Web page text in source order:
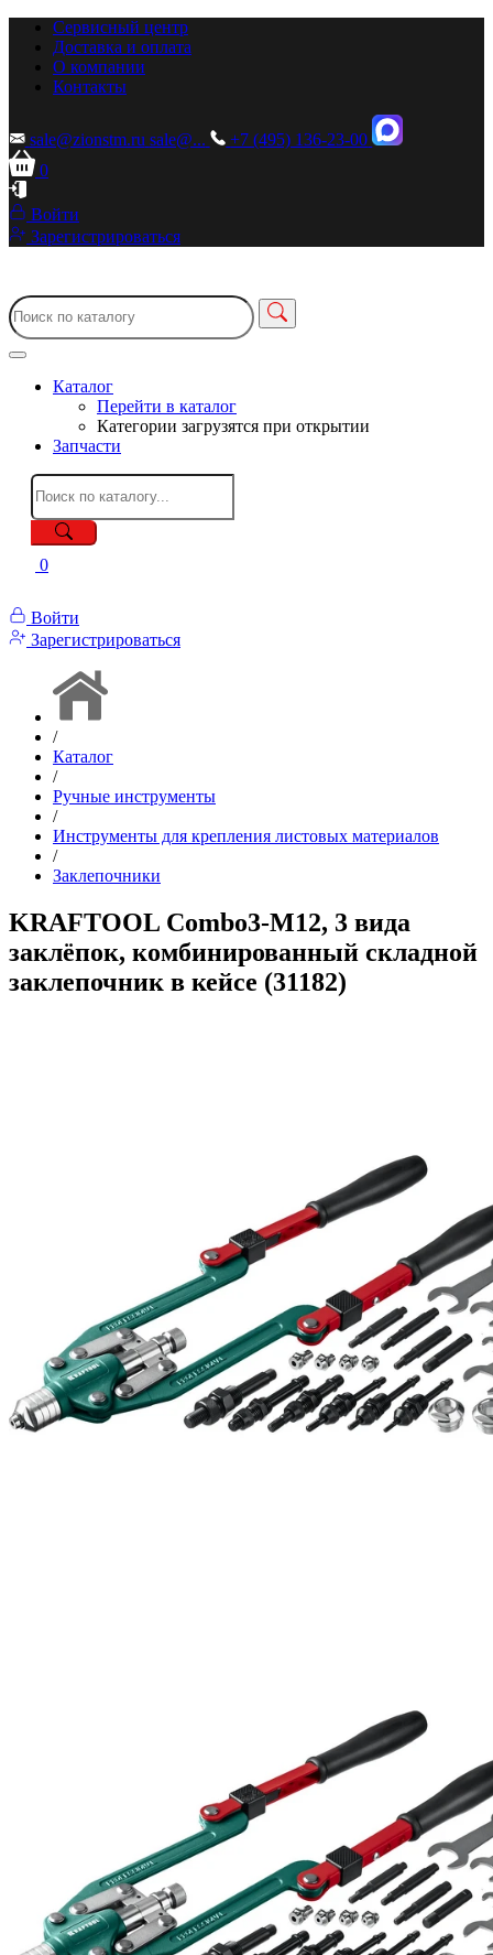
Сервисный центр
Доставка и оплата
О компании
Контакты
sale@zionstm.ru sale@...
+7 (495) 136-23-00
0
Войти
Зарегистрироваться
Каталог
Перейти в каталог
Категории загрузятся при открытии
Запчасти
0
Войти
Зарегистрироваться
/
Каталог
/
Ручные инструменты
/
Инструменты для крепления листовых материалов
/
Заклепочники
KRAFTOOL Combo3-M12, 3 вида
заклёпок, комбинированный складной
заклепочник в кейсе (31182)